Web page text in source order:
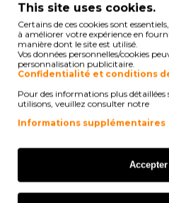
HP DesignJet T 200 Series
HP DesignJet T 600 Series
HP DesignJet Studio 24 Inch
HP DesignJet Studio 36 Inch
HP DesignJet Studio Steel 36
HP DesignJet T 210
This site uses cookies.
Certains de ces cookies sont
à améliorer votre expérience en
manière dont le site est utilisé.
Vos données personnelles/cookies
personnalisation publicitaire.
Confidentialité et conditions
Pour des informations plus détaillées
utilisons, veuillez consulter notre
Informations supplémentaires